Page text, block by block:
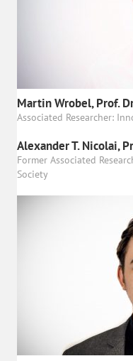
Martin Wrobel, Prof.
Associated Researcher:
Alexander T. Nicolai,
Former Associated
Society